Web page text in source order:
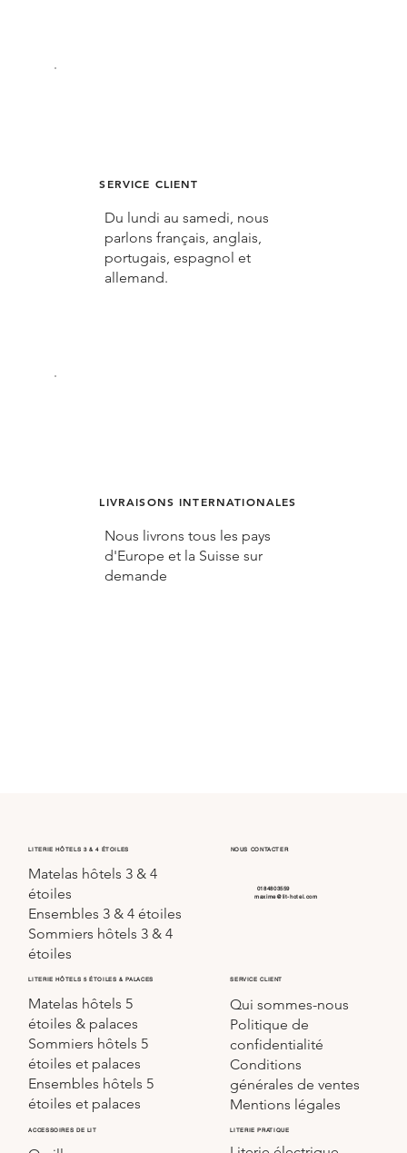
SERVICE CLIENT
Du lundi au samedi, nous
parlons français, anglais,
portugais, espagnol et
allemand.
LIVRAISONS INTERNATIONALES
Nous livrons tous les pays
d'Europe et la Suisse sur
demande
LITERIE HÔTELS 3 & 4 ÉTOILES
Matelas hôtels 3 & 4
étoiles
Sommiers hôtels 3 & 4
étoiles
Ensembles 3 & 4 étoiles
LITERIE HÔTELS 5 ÉTOILES & PALACES
Matelas hôtels 5
étoiles & palaces
Sommiers hôtels 5
étoiles et palaces
Ensembles hôtels 5
étoiles et palaces
ACCESSOIRES DE LIT LITERIE PRATIQUE
SERVICE CLIENT
Qui sommes-nous
Politique de
confidentialité
Conditions
générales de ventes
Mentions légales
NOUS CONTACTER
0184803559
maxime@lit-hotel.com